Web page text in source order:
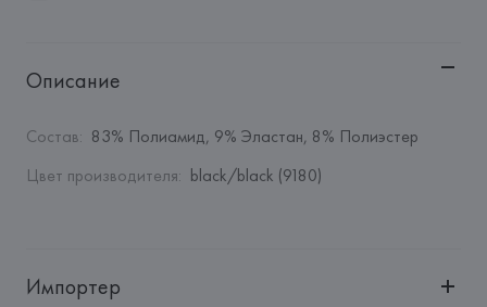
Описание
Состав: 83% Полиамид, 9% Эластан, 8% Полиэстер
Цвет производителя: black/black (9180)
Импортер